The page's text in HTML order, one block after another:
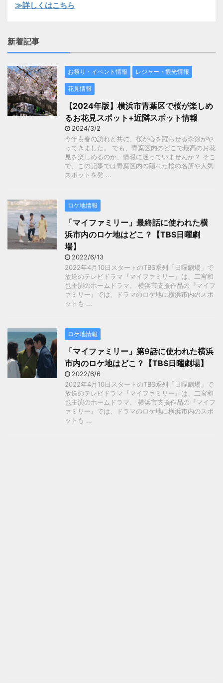
≫詳しくはこちら
新着記事
お祭り・イベント情報 レジャー・観光情報
花見情報
【2024年版】横浜市青葉区で桜が楽しめ
るお花見スポット+近隣スポット情報
2024/3/2
今年も春の訪れと共に、桜が心を躍らせる季節がや
ってきました。 でも、青葉区内のどこで最高のお花
見を楽しめるのか、情報に迷っていませんか？ そこ
で、この記事では青葉区内の隠れた桜の名所や人気
スポットを発 ...
ロケ地情報
「マイファミリー」最終話に使われた横
浜市内のロケ地はどこ？【TBS日曜劇
場】
2022/6/13
2022年4月10日スタートのTBS系列「日曜劇場」で
放送のテレビドラマ『マイファミリー』は、二宮和
也主演のホームドラマ。 横浜市支援作品の『マイフ
ァミリー』では、ドラマのロケ地に横浜市内のスポ
ットも ...
ロケ地情報
「マイファミリー」第9話に使われた横浜
市内のロケ地はどこ？【TBS日曜劇場】
2022/6/6
2022年4月10日スタートのTBS系列「日曜劇場」で
放送のテレビドラマ『マイファミリー』は、二宮和
也主演のホームドラマ。 横浜市支援作品の『マイフ
ァミリー』では、ドラマのロケ地に横浜市内のスポ
ットも ...